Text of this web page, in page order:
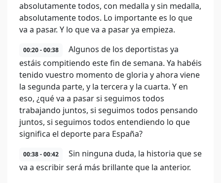
absolutamente todos, con medalla y sin medalla,
absolutamente todos. Lo importante es lo que
va a pasar. Y lo que va a pasar ya empieza.
00:20 - 00:38
Algunos de los deportistas ya
estáis compitiendo este fin de semana. Ya habéis
tenido vuestro momento de gloria y ahora viene
la segunda parte, y la tercera y la cuarta. Y en
eso, ¿qué va a pasar si seguimos todos
trabajando juntos, si seguimos todos pensando
juntos, si seguimos todos entendiendo lo que
significa el deporte para España?
00:38 - 00:42
Sin ninguna duda, la historia que se
va a escribir será más brillante que la anterior.